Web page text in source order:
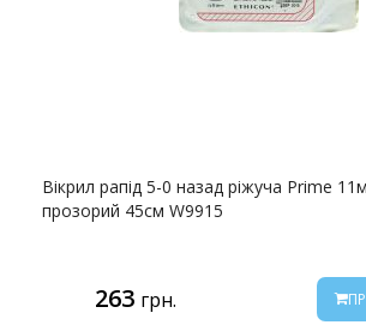
Вікрил рапід 5-0 назад ріжуча Prime
прозорий 45см W9915
263 грн.